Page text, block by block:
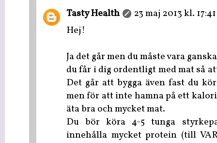
Tasty Health
23 maj 2013 kl. 17:41
Hej!
Ja det går men du måste vara
du får i dig ordentligt med mat så
Det går att bygga även fast du
men för att inte hamna på ett
äta bra och mycket mat.
Du bör köra 4-5 tunga
innehålla mycket protein (till